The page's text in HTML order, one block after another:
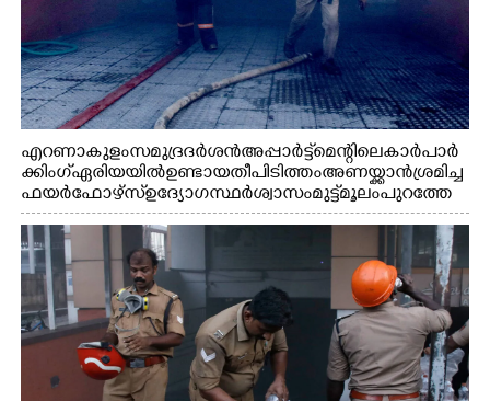
എറണാകുളം സമുദ്ര ദർശൻ അപ്പാർട്ട്മെന്റിലെ കാർ പാർ
ക്കിംഗ് ഏരിയയിൽ ഉണ്ടായ തീപിടിത്തം അണയ്ക്കാൻ ശ്രമിച്ച
ഫയർഫോഴ്സ് ഉദ്യോഗസ്ഥർ ശ്വാസം മുട്ട് മൂലം പുറത്തേ
ക്കിറങ്ങി വരുന്നു